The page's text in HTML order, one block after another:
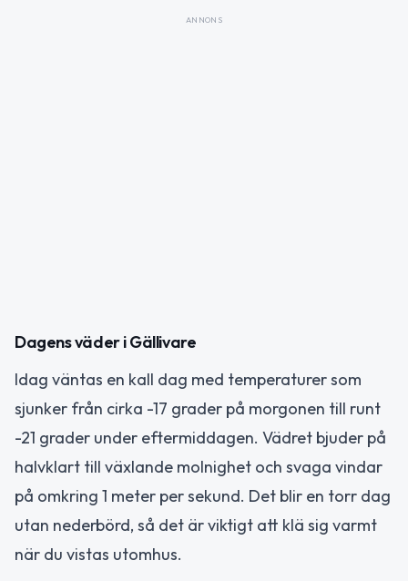
ANNONS
Dagens väder i Gällivare
Idag väntas en kall dag med temperaturer som
sjunker från cirka -17 grader på morgonen till runt
-21 grader under eftermiddagen. Vädret bjuder på
halvklart till växlande molnighet och svaga vindar
på omkring 1 meter per sekund. Det blir en torr dag
utan nederbörd, så det är viktigt att klä sig varmt
när du vistas utomhus.